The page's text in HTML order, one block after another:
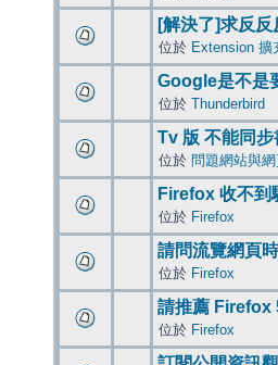
[解決了]求反反
位於 Extension 擴
Google是不是
位於 Thunderbird
Tv 版 不能同步
位於 問題網站與
Firefox 收不到
位於 Firefox
請問流覽網頁
位於 Firefox
請推薦 Firefox
位於 Firefox